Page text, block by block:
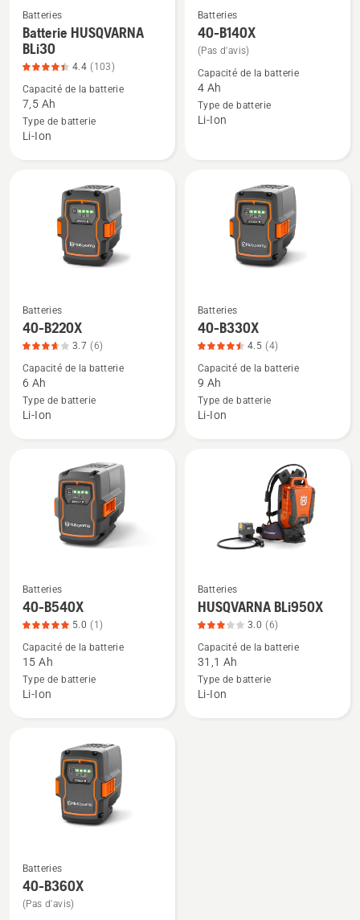
Voir
plus
de
détails
sur
Batterie
HUSQVARNA
Batteries
Batterie HUSQVARNA
BLi30
4.4 (103)
Capacité de la batterie
7,5 Ah
Type de batterie
Li-Ion
Voir
plus
détails
sur
40-
Batteries
40-B140X
(Pas d'avis)
Capacité de la batterie
4 Ah
Type de batterie
Li-Ion
Voir
plus
de
détails
sur
40-
Batteries
40-B220X
3.7 (6)
Capacité de la batterie
6 Ah
Type de batterie
Li-Ion
Voir
plus
de
détails
sur
40-
Batteries
40-B330X
4.5 (4)
Capacité de la batterie
9 Ah
Type de batterie
Li-Ion
Voir
plus
de
détails
sur
40-
Batteries
40-B540X
5.0 (1)
Capacité de la batterie
15 Ah
Type de batterie
Li-Ion
Voir
plus
de
détails
sur
HUSQVARNA
Batteries
HUSQVARNA BLi950X
3.0 (6)
Capacité de la batterie
31,1 Ah
Type de batterie
Li-Ion
Voir
plus
de
Batteries
40-B360X
(Pas d'avis)